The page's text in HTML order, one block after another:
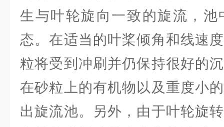
生与叶轮旋向一致的旋流，池
态。在适当的叶桨倾角和线速
粒将受到冲刷并仍保持很好的
在砂粒上的有机物以及重度小
出旋流池。另外，由于叶轮旋